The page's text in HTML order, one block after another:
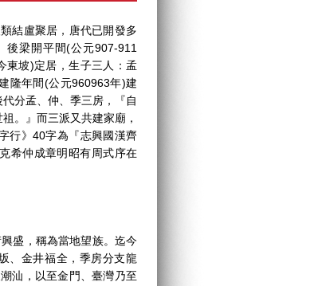
盧聚居，唐代已開發多
後梁開平間(公元907-911
東坡)定居，生子三人：孟
隆年間(公元960963年)建
分孟、仲、季三房，『自
。』而三派又共建家廟，
行》40字為『志興國漢齊
希仲成章明昭有周式序在
盛，稱為當地望族。迄今
、金井福全，季房分支龍
汕，以至金門、臺灣乃至